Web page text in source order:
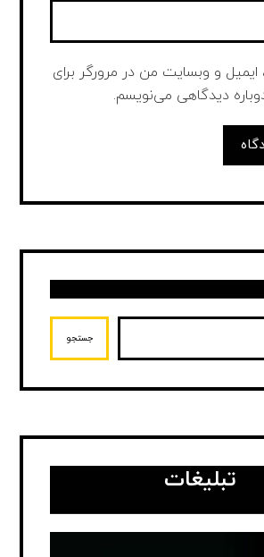
ایمیل و وبسایت من در مرورگر برای
دیدگاهی می‌نویسم.
جستجو
تبلیغات